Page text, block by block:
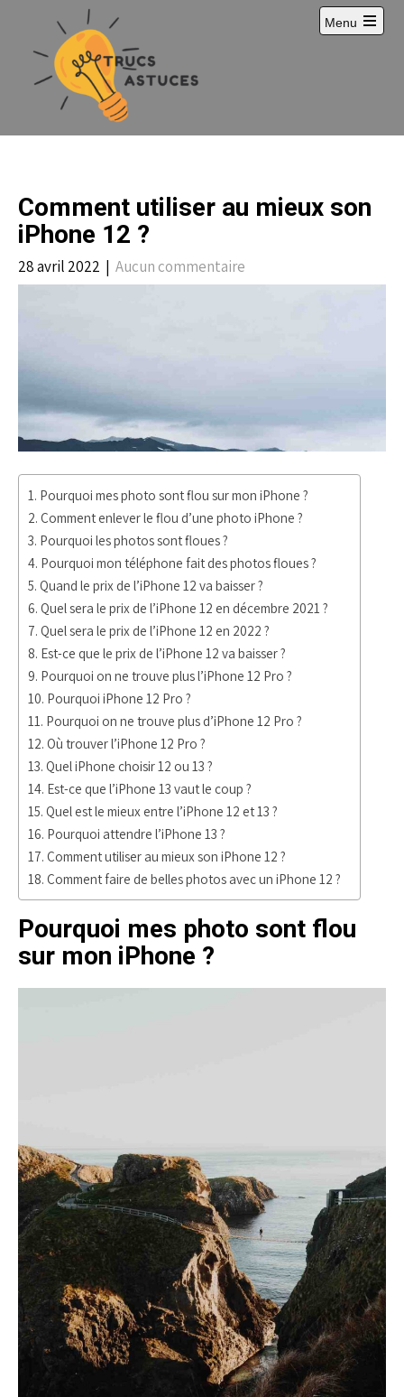
o
Menu
Comment utiliser au mieux son
iPhone 12 ?
28 avril 2022 | Aucun commentaire
Pourquoi mes photo sont flou sur mon iPhone ?
Comment enlever le flou d’une photo iPhone ?
Pourquoi les photos sont floues ?
Pourquoi mon téléphone fait des photos floues ?
Quand le prix de l’iPhone 12 va baisser ?
Quel sera le prix de l’iPhone 12 en décembre 2021 ?
Quel sera le prix de l’iPhone 12 en 2022 ?
Est-ce que le prix de l’iPhone 12 va baisser ?
Pourquoi on ne trouve plus l’iPhone 12 Pro ?
Pourquoi iPhone 12 Pro ?
Pourquoi on ne trouve plus d’iPhone 12 Pro ?
Où trouver l’iPhone 12 Pro ?
Quel iPhone choisir 12 ou 13 ?
Est-ce que l’iPhone 13 vaut le coup ?
Quel est le mieux entre l’iPhone 12 et 13 ?
Pourquoi attendre l’iPhone 13 ?
Comment utiliser au mieux son iPhone 12 ?
Comment faire de belles photos avec un iPhone 12 ?
Pourquoi mes photo sont flou
sur mon iPhone ?